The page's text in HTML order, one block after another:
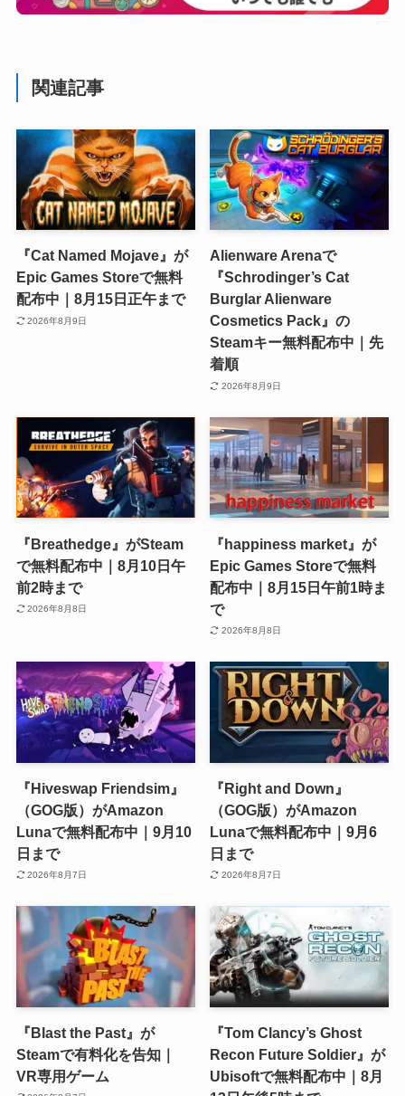
関連記事
『Cat Named Mojave』が
Epic Games Storeで無料
配布中｜8月15日正午まで
2026年8月9日
Alienware Arenaで
『Schrodinger’s Cat
Burglar Alienware
Cosmetics Pack』の
Steamキー無料配布中｜先
着順
2026年8月9日
『Breathedge』がSteam
で無料配布中｜8月10日午
前2時まで
2026年8月8日
『happiness market』が
Epic Games Storeで無料
配布中｜8月15日午前1時ま
で
2026年8月8日
『Hiveswap Friendsim』
（GOG版）がAmazon
Lunaで無料配布中｜9月10
日まで
2026年8月7日
『Right and Down』
（GOG版）がAmazon
Lunaで無料配布中｜9月6
日まで
2026年8月7日
『Blast the Past』が
Steamで有料化を告知｜
VR専用ゲーム
『Tom Clancy’s Ghost
Recon Future Soldier』が
Ubisoftで無料配布中｜8月